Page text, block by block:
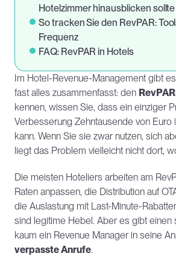
Hotelzimmer hinausblicken sollte
So tracken Sie den RevPAR:
Frequenz
FAQ: RevPAR in Hotels
Im Hotel-Revenue-Management gibt
fast alles zusammenfasst: den RevPAR
kennen, wissen Sie, dass ein einziger
Verbesserung Zehntausende von Euro
kann. Wenn Sie sie zwar nutzen, sich
liegt das Problem vielleicht nicht dort,
Die meisten Hoteliers arbeiten am
Raten anpassen, die Distribution auf
die Auslastung mit Last-Minute-
sind legitime Hebel. Aber es gibt einen
verpasste Anrufe.